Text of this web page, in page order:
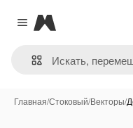
Close menu
Magnific
Главная/Стоковый/Векторы/